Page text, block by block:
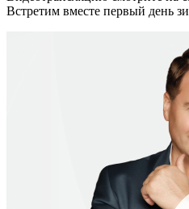
Встретим вместе первый день